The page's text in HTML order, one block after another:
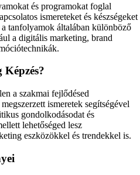
és programokat foglal
ismereteket és készségeket
tanfolyamok általában különböző
a digitális marketing, brand
a szakmai fejlődésed
ismeretek segítségével
gondolkodásodat és
lehetőséged lesz
eszközökkel és trendekkel is.